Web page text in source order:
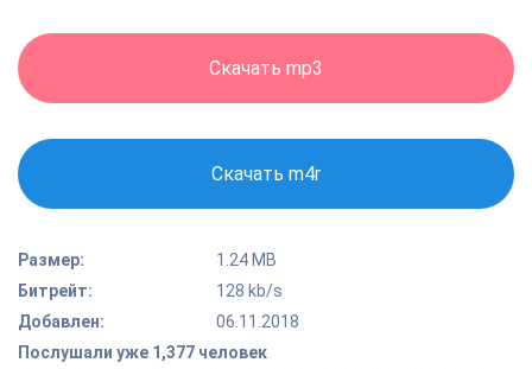
Скачать mp3
Скачать m4r
Размер:
1.24 MB
Битрейт:
128 kb/s
Добавлен:
06.11.2018
Послушали уже 1,377 человек